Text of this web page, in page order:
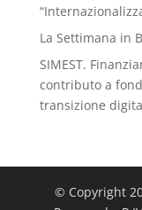
La Settimana in
SIMEST.
contributo a
transizione
© Copyright